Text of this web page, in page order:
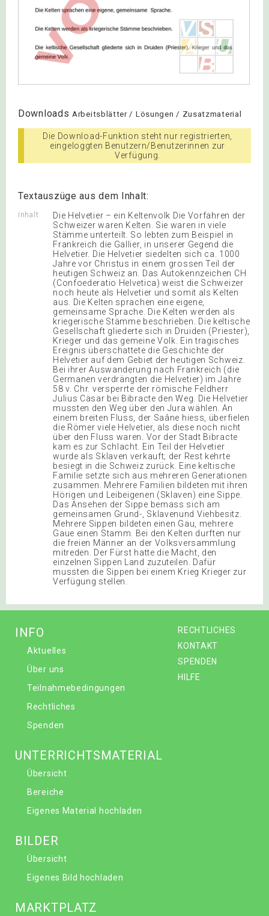
Downloads Arbeitsblätter / Lösungen / Zusatzmaterial
Die Download-Funktion steht nur registrierten,
eingeloggten Benutzern/Benutzerinnen zur
Verfügung.
Textauszüge aus dem Inhalt:
Inhalt
Die Helvetier – ein Keltenvolk Die Vorfahren der
Schweizer waren Kelten. Sie waren in viele
Stämme unterteilt. So lebten zum Beispiel in
Frankreich die Gallier, in unserer Gegend die
Helvetier. Die Helvetier siedelten sich ca. 1000
Jahre vor Christus in einem grossen Teil der
heutigen Schweiz an. Das Autokennzeichen CH
(Confoederatio Helvetica) weist die Schweizer
noch heute als Helvetier und somit als Kelten
aus. Die Kelten sprachen eine eigene,
gemeinsame Sprache. Die Kelten werden als
kriegerische Stämme beschrieben. Die keltische
Gesellschaft gliederte sich in Druiden (Priester),
Krieger und das gemeine Volk. Ein tragisches
Ereignis überschattete die Geschichte der
Helvetier auf dem Gebiet der heutigen Schweiz.
Bei ihrer Auswanderung nach Frankreich (die
Germanen verdrängten die Helvetier) im Jahre
58 v. Chr. versperrte der römische Feldherr
Julius Cäsar bei Bibracte den Weg. Die Helvetier
mussten den Weg über den Jura wählen. An
einem breiten Fluss, der Saâne hiess, überfielen
die Römer viele Helvetier, als diese noch nicht
über den Fluss waren. Vor der Stadt Bibracte
kam es zur Schlacht. Ein Teil der Helvetier
wurde als Sklaven verkauft; der Rest kehrte
besiegt in die Schweiz zurück. Eine keltische
Familie setzte sich aus mehreren Generationen
zusammen. Mehrere Familien bildeten mit ihren
Hörigen und Leibeigenen (Sklaven) eine Sippe.
Das Ansehen der Sippe bemass sich am
gemeinsamen Grund-, Sklavenund Viehbesitz.
Mehrere Sippen bildeten einen Gau, mehrere
Gaue einen Stamm. Bei den Kelten durften nur
die freien Männer an der Volksversammlung
mitreden. Der Fürst hatte die Macht, den
einzelnen Sippen Land zuzuteilen. Dafür
mussten die Sippen bei einem Krieg Krieger zur
Verfügung stellen.
RECHTLICHES
KONTAKT
SPENDEN
HILFE
INFO
Aktuelles
Über uns
Teilnahmebedingungen
Rechtliches
Spenden
UNTERRICHTSMATERIAL
Übersicht
Bereiche
Eigenes Material hochladen
BILDER
Übersicht
Eigenes Bild hochladen
MARKTPLATZ